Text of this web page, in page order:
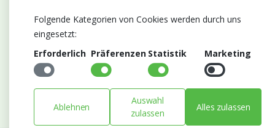
Abonnieren Sie unseren Newsletter
Bleiben Sie auf dem Laufenden mit Neuigkeiten und
Entwicklungen von Blumengroßhandel Heyl
Folgende Kategorien von Cookies werden durch uns
eingesetzt:
Erforderlich Präferenzen Statistik Marketing
Ablehnen
Auswahl
zulassen
Alles zulassen